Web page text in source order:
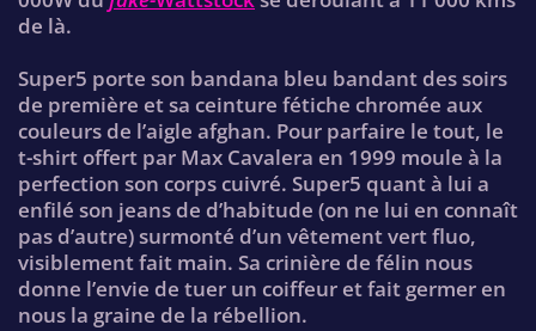
de là.
Super5 porte son bandana bleu bandant des soirs
de première et sa ceinture fétiche chromée aux
couleurs de l’aigle afghan. Pour parfaire le tout, le
t-shirt offert par Max Cavalera en 1999 moule à la
perfection son corps cuivré. Super5 quant à lui a
enfilé son jeans de d’habitude (on ne lui en connaît
pas d’autre) surmonté d’un vêtement vert fluo,
visiblement fait main. Sa crinière de félin nous
donne l’envie de tuer un coiffeur et fait germer en
nous la graine de la rébellion.